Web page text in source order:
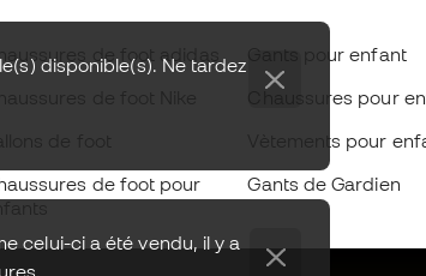
disponible(s). Ne tardez
celui-ci a été vendu, il y a
de foot adidas
de foot Nike
de foot pour
Gants pour enfant
Chaussures pour
Vètements pour
Gants de Gardien